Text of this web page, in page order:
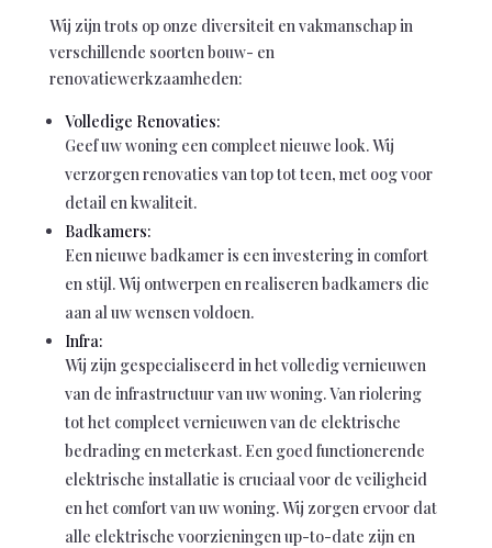
Wij zijn trots op onze diversiteit en vakmanschap in
verschillende soorten bouw- en
renovatiewerkzaamheden:
Volledige Renovaties:
Geef uw woning een compleet nieuwe look. Wij
verzorgen renovaties van top tot teen, met oog voor
detail en kwaliteit.
Badkamers:
Een nieuwe badkamer is een investering in comfort
en stijl. Wij ontwerpen en realiseren badkamers die
aan al uw wensen voldoen.
Infra:
Wij zijn gespecialiseerd in het volledig vernieuwen
van de infrastructuur van uw woning. Van riolering
tot het compleet vernieuwen van de elektrische
bedrading en meterkast. Een goed functionerende
elektrische installatie is cruciaal voor de veiligheid
en het comfort van uw woning. Wij zorgen ervoor dat
alle elektrische voorzieningen up-to-date zijn en